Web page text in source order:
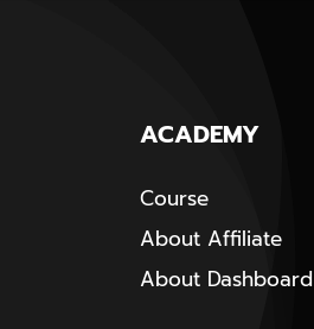
ACADEMY
Course
About Affiliate
About Dashboard